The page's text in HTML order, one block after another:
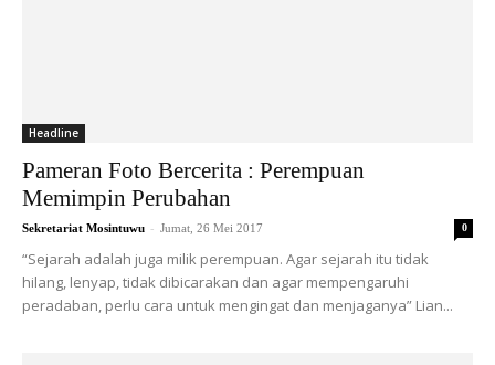
Headline
Pameran Foto Bercerita : Perempuan
Memimpin Perubahan
Sekretariat Mosintuwu - Jumat, 26 Mei 2017 0
“Sejarah adalah juga milik perempuan. Agar sejarah itu tidak
hilang, lenyap, tidak dibicarakan dan agar mempengaruhi
peradaban, perlu cara untuk mengingat dan menjaganya” Lian...